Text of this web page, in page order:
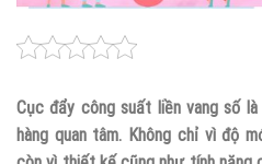
Cục đẩy công suất liền vang số
hàng quan tâm. Không chỉ vì độ